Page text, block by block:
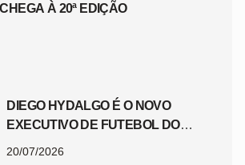
À 20ª EDIÇÃO
DIEGO HYDALGO É O NOVO
EXECUTIVO DE FUTEBOL DO
20/07/2026